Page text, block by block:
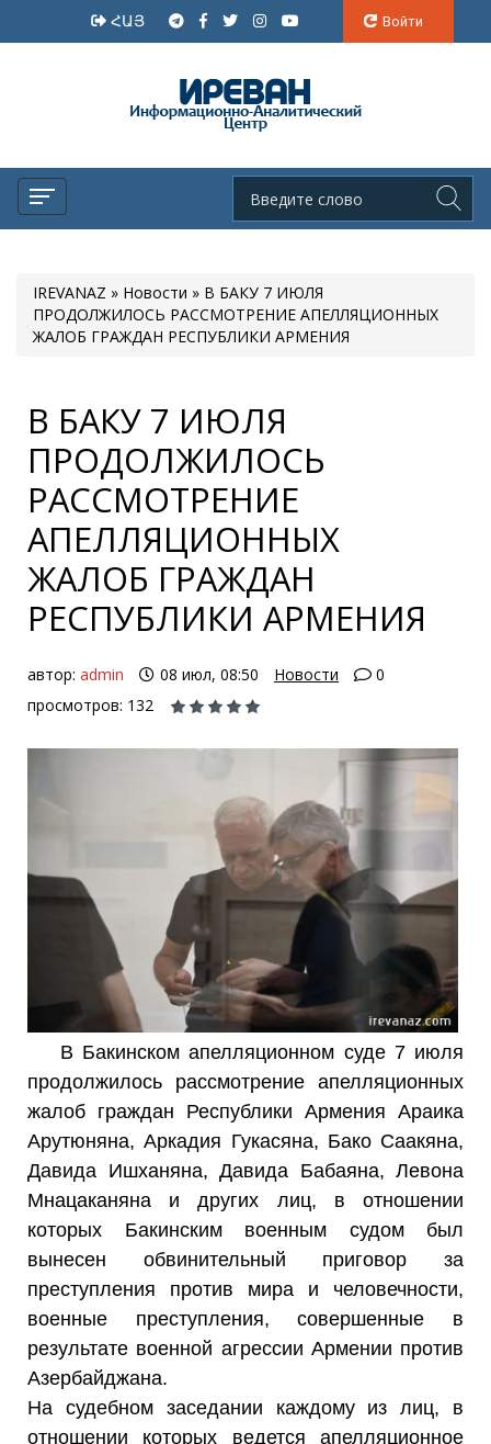
ՀԱՅ Войти
IREVANAZ » Новости » В БАКУ 7 ИЮЛЯ
ПРОДОЛЖИЛОСЬ РАССМОТРЕНИЕ АПЕЛЛЯЦИОННЫХ
ЖАЛОБ ГРАЖДАН РЕСПУБЛИКИ АРМЕНИЯ
В БАКУ 7 ИЮЛЯ
ПРОДОЛЖИЛОСЬ
РАССМОТРЕНИЕ
АПЕЛЛЯЦИОННЫХ
ЖАЛОБ ГРАЖДАН
РЕСПУБЛИКИ АРМЕНИЯ
автор: admin 08 июл, 08:50 Новости
0
просмотров: 132
В Бакинском апелляционном суде 7 июля
продолжилось рассмотрение апелляционных
жалоб граждан Республики Армения Араика
Арутюняна, Аркадия Гукасяна, Бако Саакяна,
Давида Ишханяна, Давида Бабаяна, Левона
Мнацаканяна и других лиц, в отношении
которых Бакинским военным судом был
вынесен обвинительный приговор за
преступления против мира и человечности,
военные преступления, совершенные в
результате военной агрессии Армении против
Азербайджана.
На судебном заседании каждому из лиц, в
отношении которых ведется апелляционное